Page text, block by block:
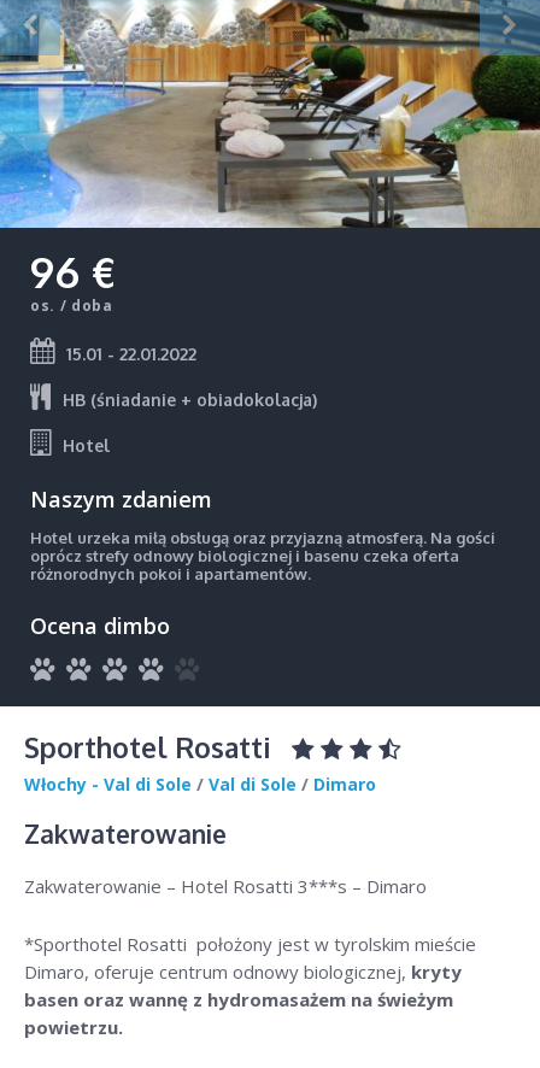
96 €
os. / doba
15.01 - 22.01.2022
HB (śniadanie + obiadokolacja)
Hotel
Naszym zdaniem
Hotel urzeka miłą obsługą oraz przyjazną atmosferą. Na gości
oprócz strefy odnowy biologicznej i basenu czeka oferta
różnorodnych pokoi i apartamentów.
Ocena dimbo
Sporthotel Rosatti
Włochy - Val di Sole / Val di Sole / Dimaro
Zakwaterowanie
Zakwaterowanie – Hotel Rosatti 3***s – Dimaro
*Sporthotel Rosatti położony jest w tyrolskim mieście
Dimaro, oferuje centrum odnowy biologicznej, kryty
basen oraz wannę z hydromasażem na świeżym
powietrzu.